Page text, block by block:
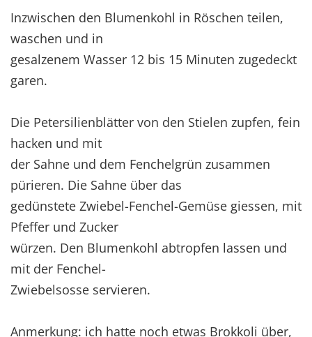
Inzwischen den Blumenkohl in Röschen teilen,
waschen und in
gesalzenem Wasser 12 bis 15 Minuten zugedeckt
garen.
Die Petersilienblätter von den Stielen zupfen, fein
hacken und mit
der Sahne und dem Fenchelgrün zusammen
pürieren. Die Sahne über das
gedünstete Zwiebel-Fenchel-Gemüse giessen, mit
Pfeffer und Zucker
würzen. Den Blumenkohl abtropfen lassen und
mit der Fenchel-
Zwiebelsosse servieren.
Anmerkung: ich hatte noch etwas Brokkoli über,